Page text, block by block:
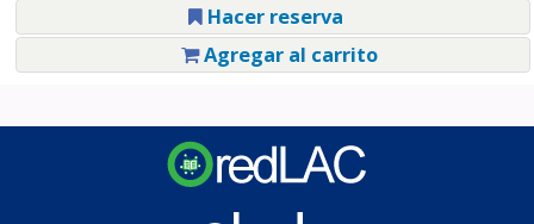
Hacer reserva
Agregar al carrito